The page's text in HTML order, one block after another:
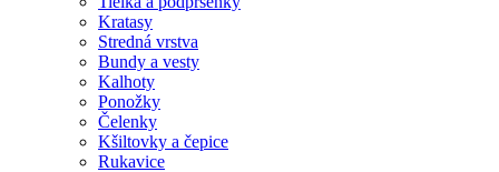
Kratasy
Stredná vrstva
Bundy a vesty
Kalhoty
Ponožky
Čelenky
Kšiltovky a čepice
Rukavice